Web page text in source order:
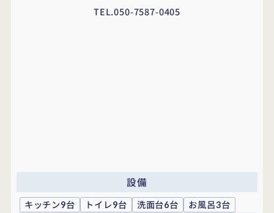
TEL.050-7587-0405
設備
キッチン9台 トイレ9台 洗面台6台 お風呂3台